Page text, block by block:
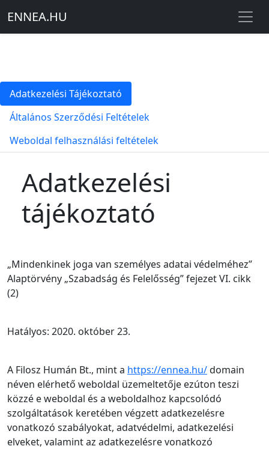
ENNEA.HU
Adatkezelési Tájékoztató
Általános Szerződési Feltételek
Weboldal felhasználási feltételek
Adatkezelési
tájékoztató
„Mindenkinek joga van személyes adatai védelméhez”
Alaptörvény „Szabadság és Felelősség” fejezet VI. cikk
(2)
Hatályos: 2020. október 23.
A Filosz Humán Bt., mint a https://ennea.hu/domain
néven elérhető weboldal üzemeltetője ezúton teszi
közzé e weboldal és a weboldalhoz kapcsolódó
szolgáltatások keretében végzett adatkezelésre
vonatkozó szabályokat, adatvédelmi, adatkezelési
elveket, valamint az adatkezelésre vonatkozó